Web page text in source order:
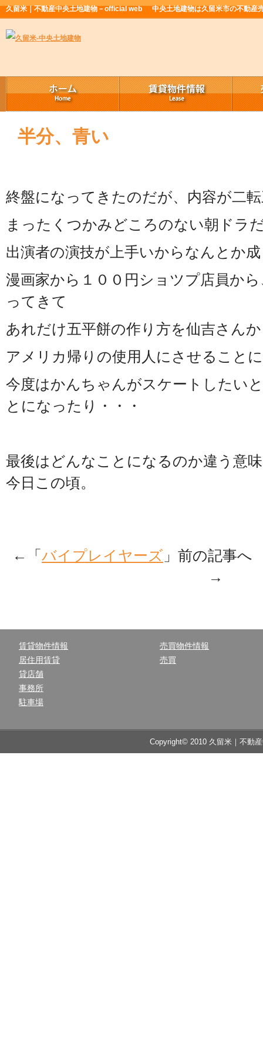
久留米｜不動産中央土地建物－official web 中央土地建物は久留米市の不動産
半分、青い
終盤になってきたのだが、内容が二
まったくつかみどころのない朝ドラ
出演者の演技が上手いからなんとか
漫画家から１００円ショツプ店員か
ってきて
あれだけ五平餅の作り方を仙吉さん
アメリカ帰りの使用人にさせること
今度はかんちゃんがスケートしたい
とになったり・・・
最後はどんなことになるのか違う意
今日この頃。
←「 バイプレイヤーズ 」前の記事
→
賃貸物件情報
居住用賃貸
貸店舗
事務所
駐車場
売買物件情報
売買
Copyright© 2010 久留米｜不動